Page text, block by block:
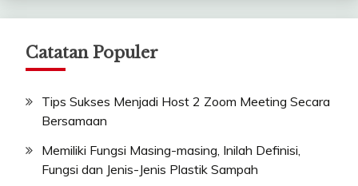
Catatan Populer
Tips Sukses Menjadi Host 2 Zoom Meeting Secara
Bersamaan
Memiliki Fungsi Masing-masing, Inilah Definisi,
Fungsi dan Jenis-Jenis Plastik Sampah